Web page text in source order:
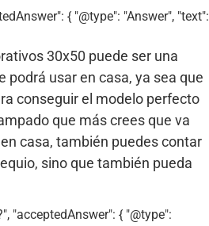
{ "@type": "Answer", "text":
30x50 puede ser una
podrá usar en casa, ya sea que
conseguir el modelo perfecto
que más crees que va
casa, también puedes contar
sino que también pueda
"acceptedAnswer": { "@type":